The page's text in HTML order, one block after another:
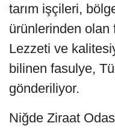
tarım işçileri,
ürünlerinden olan
Lezzeti ve
bilinen fasulye,
gönderiliyor.
Niğde Ziraat